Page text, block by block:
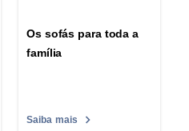
Os sofás para toda a
família
Saiba mais